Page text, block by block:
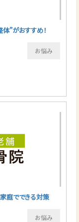
”がおすすめ！
お悩み
庭でできる対策
お悩み